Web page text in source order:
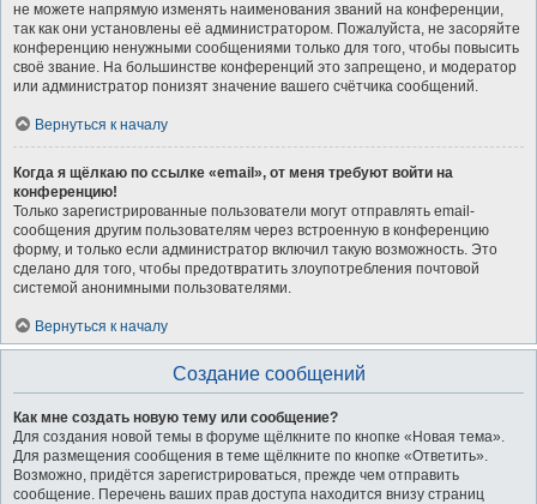
не можете напрямую изменять наименования званий на конференции,
так как они установлены её администратором. Пожалуйста, не засоряйте
конференцию ненужными сообщениями только для того, чтобы повысить
своё звание. На большинстве конференций это запрещено, и модератор
или администратор понизят значение вашего счётчика сообщений.
Вернуться к началу
Когда я щёлкаю по ссылке «email», от меня требуют войти на
конференцию!
Только зарегистрированные пользователи могут отправлять email-
сообщения другим пользователям через встроенную в конференцию
форму, и только если администратор включил такую возможность. Это
сделано для того, чтобы предотвратить злоупотребления почтовой
системой анонимными пользователями.
Вернуться к началу
Создание сообщений
Как мне создать новую тему или сообщение?
Для создания новой темы в форуме щёлкните по кнопке «Новая тема».
Для размещения сообщения в теме щёлкните по кнопке «Ответить».
Возможно, придётся зарегистрироваться, прежде чем отправить
сообщение. Перечень ваших прав доступа находится внизу страниц